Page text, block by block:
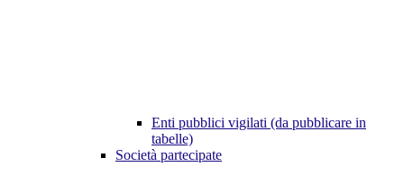
Enti pubblici vigilati (da pubblicare in
tabelle)
Società partecipate